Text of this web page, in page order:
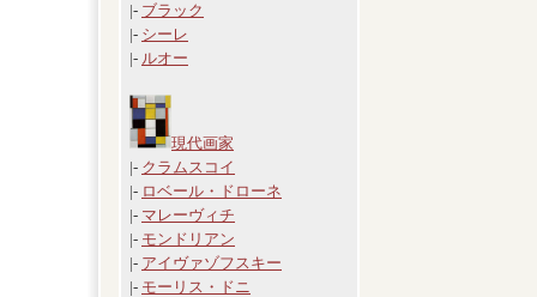
|- ブラック
|- シーレ
|- ルオー
現代画家
|- クラムスコイ
|- ロベール・ドローネ
|- マレーヴィチ
|- モンドリアン
|- アイヴァゾフスキー
|- モーリス・ドニ